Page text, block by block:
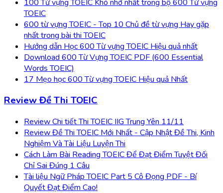
100 Từ vựng TOEIC Khó nhớ nhất trong bộ 600 Từ vựng
TOEIC
600 từ vựng TOEIC - Top 10 Chủ đề từ vựng Hay gặp
nhất trong bài thi TOEIC
Hướng dẫn Học 600 Từ vựng TOEIC Hiệu quả nhất
Download 600 Từ Vựng TOEIC PDF (600 Essential
Words TOEIC)
17 Mẹo học 600 Từ vựng TOEIC Hiệu quả Nhất
Review Đề Thi TOEIC
Review Chi tiết Thi TOEIC IIG Trung Yên 11/11
Review Đề Thi TOEIC Mới Nhất - Cập Nhật Đề Thi, Kinh
Nghiệm Và Tài Liệu Luyện Thi
Cách Làm Bài Reading TOEIC Để Đạt Điểm Tuyệt Đối
Chỉ Sai Đúng 1 Câu
Tài liệu Ngữ Pháp TOEIC Part 5 Cô Đọng PDF - Bí
Quyết Đạt Điểm Cao!